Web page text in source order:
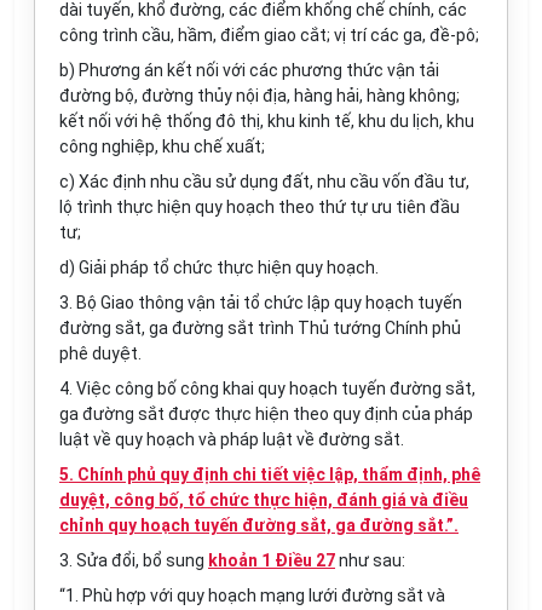
dài tuyến, khổ đường, các điểm khống chế chính, các
công trình cầu, hầm, điểm giao cắt; vị trí các ga, đề-pô;
b) Phương án kết nối với các phương thức vận tải
đường bộ, đường thủy nội địa, hàng hải, hàng không;
kết nối với hệ thống đô thị, khu kinh tế, khu du lịch, khu
công nghiệp, khu chế xuất;
c) Xác định nhu cầu sử dụng đất, nhu cầu vốn đầu tư,
lộ trình thực hiện quy hoạch theo thứ tự ưu tiên đầu
tư;
d) Giải pháp tổ chức thực hiện quy hoạch.
3. Bộ Giao thông vận tải tổ chức lập quy hoạch tuyến
đường sắt, ga đường sắt trình Thủ tướng Chính phủ
phê duyệt.
4. Việc công bố công khai quy hoạch tuyến đường sắt,
ga đường sắt được thực hiện theo quy định của pháp
luật về quy hoạch và pháp luật về đường sắt.
5. Chính phủ quy định chi tiết việc lập, thẩm định, phê
duyệt, công bố, tổ chức thực hiện, đánh giá và điều
chỉnh quy hoạch tuyến đường sắt, ga đường sắt.”.
3. Sửa đổi, bổ sung khoản 1 Điều 27như sau:
“1. Phù hợp với quy hoạch mạng lưới đường sắt và